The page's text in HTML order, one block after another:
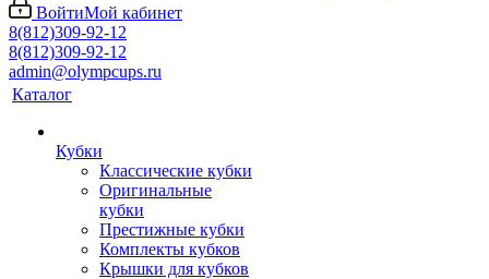
ВойтиМой кабинет
8(812)309-92-12
8(812)309-92-12
admin@olympcups.ru
Каталог
Кубки
Классические кубки
Оригинальные
кубки
Престижные кубки
Комплекты кубков
Крышки для кубков